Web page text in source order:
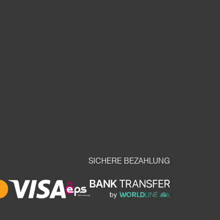
SICHERE BEZAHLUNG